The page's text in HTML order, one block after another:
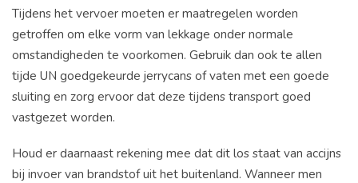
Tijdens het vervoer moeten er maatregelen worden
getroffen om elke vorm van lekkage onder normale
omstandigheden te voorkomen. Gebruik dan ook te allen
tijde UN goedgekeurde jerrycans of vaten met een goede
sluiting en zorg ervoor dat deze tijdens transport goed
vastgezet worden.
Houd er daarnaast rekening mee dat dit los staat van accijns
bij invoer van brandstof uit het buitenland. Wanneer men